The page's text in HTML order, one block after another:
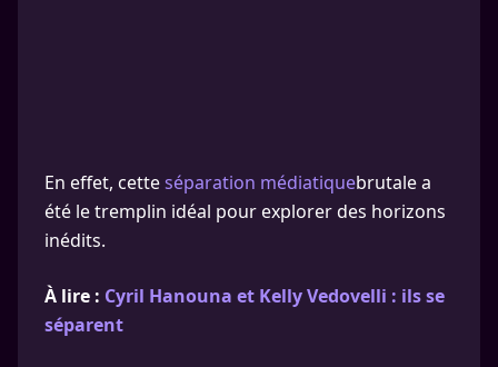
En effet, cetteséparation médiatiquebrutale a
été le tremplin idéal pour explorer des horizons
inédits.
À lire : Cyril Hanouna et Kelly Vedovelli : ils se
séparent